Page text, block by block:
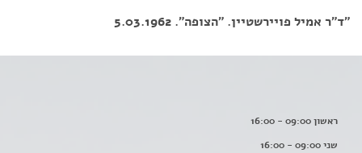
"ד"ר אמיל פויירשטיין. "הצופה". 5.03.1962
ראשון 09:00 - 16:00
שני 09:00 - 16:00